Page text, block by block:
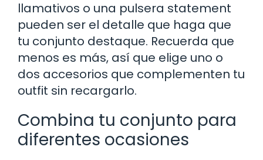
llamativos o una pulsera statement
pueden ser el detalle que haga que
tu conjunto destaque. Recuerda que
menos es más, así que elige uno o
dos accesorios que complementen tu
outfit sin recargarlo.
Combina tu conjunto para
diferentes ocasiones